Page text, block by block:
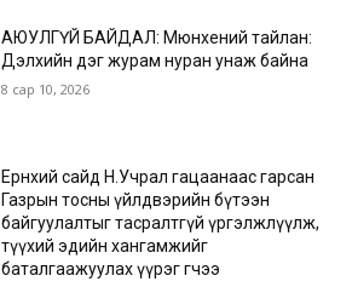
АЮУЛГҮЙ БАЙДАЛ: Мюнхений тайлан:
Дэлхийн дэг журам нуран унаж байна
8 сар 10, 2026
Ерөнхий сайд Н.Учрал гацаанаас гарсан
Газрын тосны үйлдвэрийн бүтээн
байгуулалтыг тасралтгүй үргэлжлүүлж,
түүхий эдийн хангамжийг
баталгаажуулах үүрэг өгчээ